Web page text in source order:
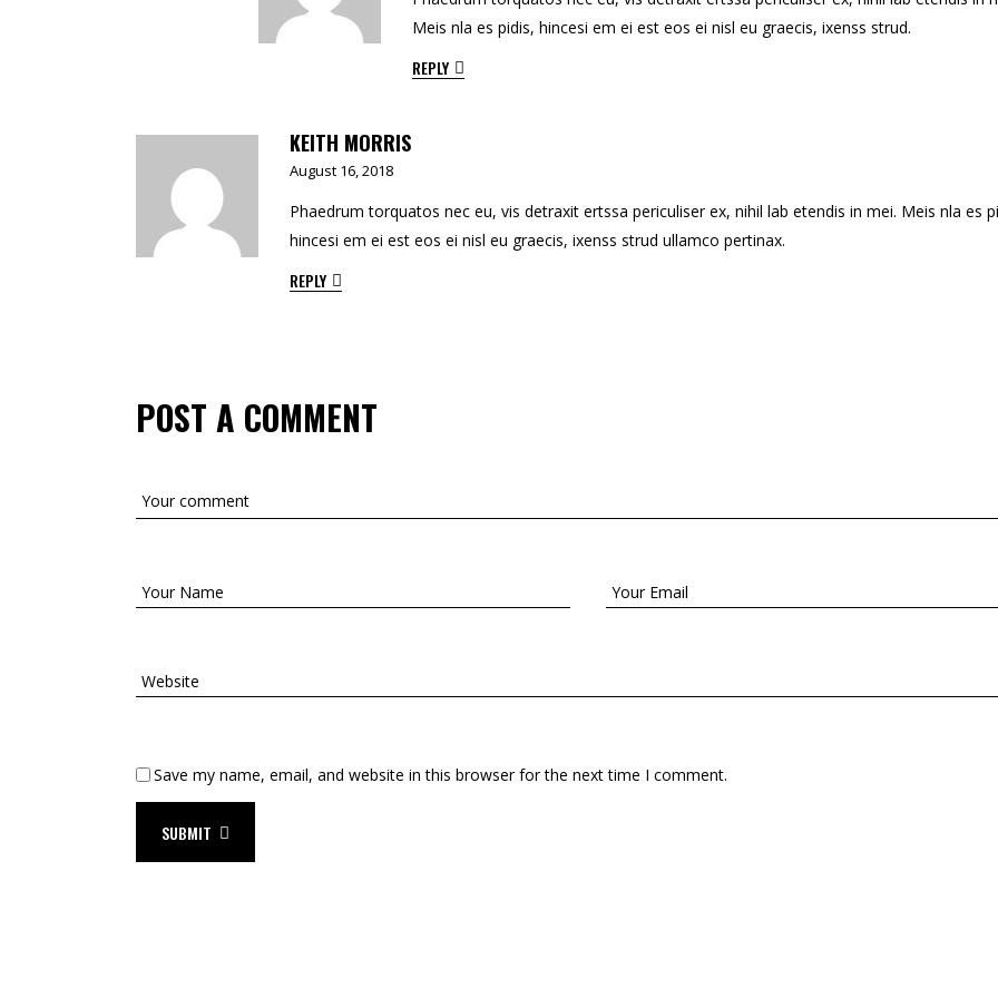
Meis nla es pidis, hincesi em ei est eos ei nisl eu graecis, ixenss strud.
REPLY
KEITH MORRIS
August 16, 2018
Phaedrum torquatos nec eu, vis detraxit ertssa periculiser ex, nihil lab etendis in mei. Meis nla es
hincesi em ei est eos ei nisl eu graecis, ixenss strud ullamco pertinax.
REPLY
POST A COMMENT
Save my name, email, and website in this browser for the next time I comment.
SUBMIT